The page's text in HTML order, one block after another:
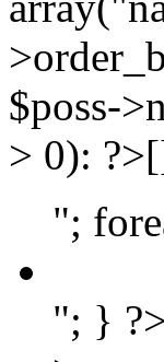
$poss-
> 0): ?>
";
"; }